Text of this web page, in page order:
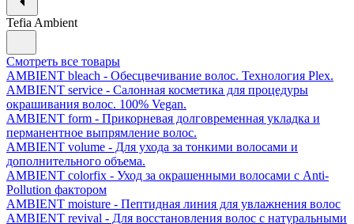
Tefia Ambient
Смотреть все товары
AMBIENT bleach - Обесцвечивание волос. Технология Plex.
AMBIENT service - Салонная косметика для процедуры
окрашивания волос. 100% Vegan.
AMBIENT form - Прикорневая долговременная укладка и
перманентное выпрямление волос.
AMBIENT volume - Для ухода за тонкими волосами и
дополнительного объема.
AMBIENT colorfix - Уход за окрашенными волосами с Anti-
Pollution фактором
AMBIENT moisture - Пептидная линия для увлажнения волос
AMBIENT revival - Для восстановления волос с натуральными